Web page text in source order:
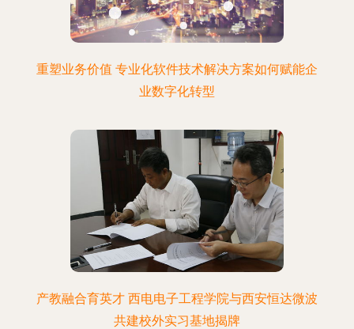
重塑业务价值 专业化软件技术解决方案如何赋能企
业数字化转型
产教融合育英才 西电电子工程学院与西安恒达微波
共建校外实习基地揭牌